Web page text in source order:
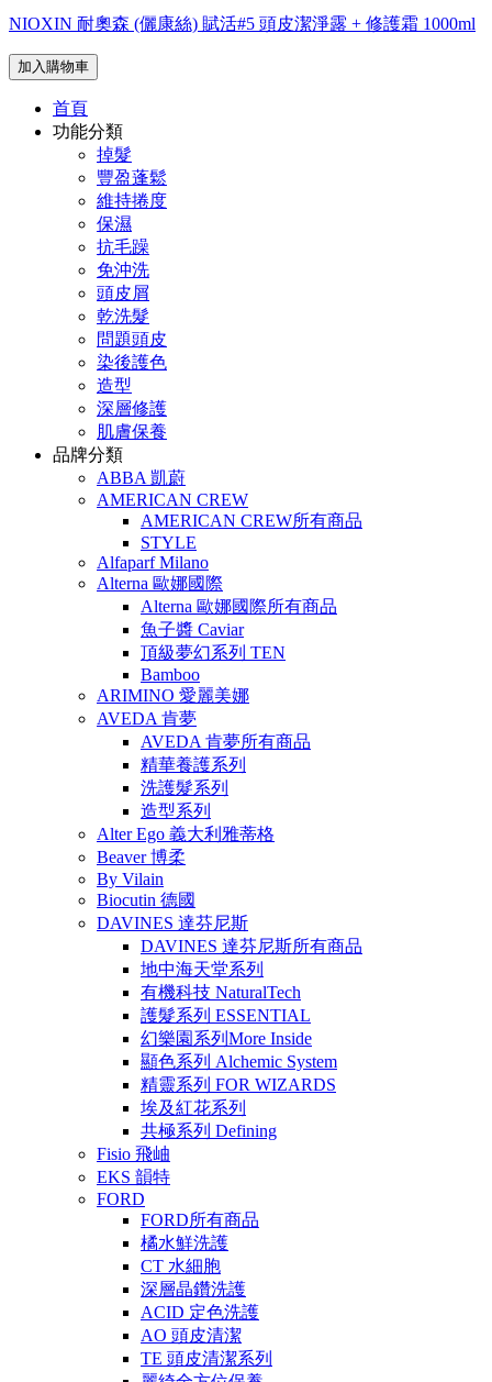
NIOXIN 耐奧森 (儷康絲) 賦活#5 頭皮潔淨露 + 修護霜 1000ml
加入購物車
首頁
功能分類
掉髮
豐盈蓬鬆
維持捲度
保濕
抗毛躁
免沖洗
頭皮屑
乾洗髮
問題頭皮
染後護色
造型
深層修護
肌膚保養
品牌分類
ABBA 凱蔚
AMERICAN CREW
AMERICAN CREW所有商品
STYLE
Alfaparf Milano
Alterna 歐娜國際
Alterna 歐娜國際所有商品
魚子醬 Caviar
頂級夢幻系列 TEN
Bamboo
ARIMINO 愛麗美娜
AVEDA 肯夢
AVEDA 肯夢所有商品
精華養護系列
洗護髮系列
造型系列
Alter Ego 義大利雅蒂格
Beaver 博柔
By Vilain
Biocutin 德國
DAVINES 達芬尼斯
DAVINES 達芬尼斯所有商品
地中海天堂系列
有機科技 NaturalTech
護髮系列 ESSENTIAL
幻樂園系列More Inside
顯色系列 Alchemic System
精靈系列 FOR WIZARDS
埃及紅花系列
共極系列 Defining
Fisio 飛岫
EKS 韻特
FORD
FORD所有商品
橘水鮮洗護
CT 水細胞
深層晶鑽洗護
ACID 定色洗護
AO 頭皮清潔
TE 頭皮清潔系列